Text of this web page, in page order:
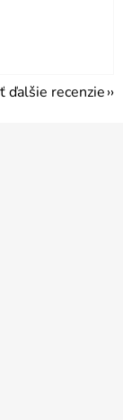
ďalšie recenzie